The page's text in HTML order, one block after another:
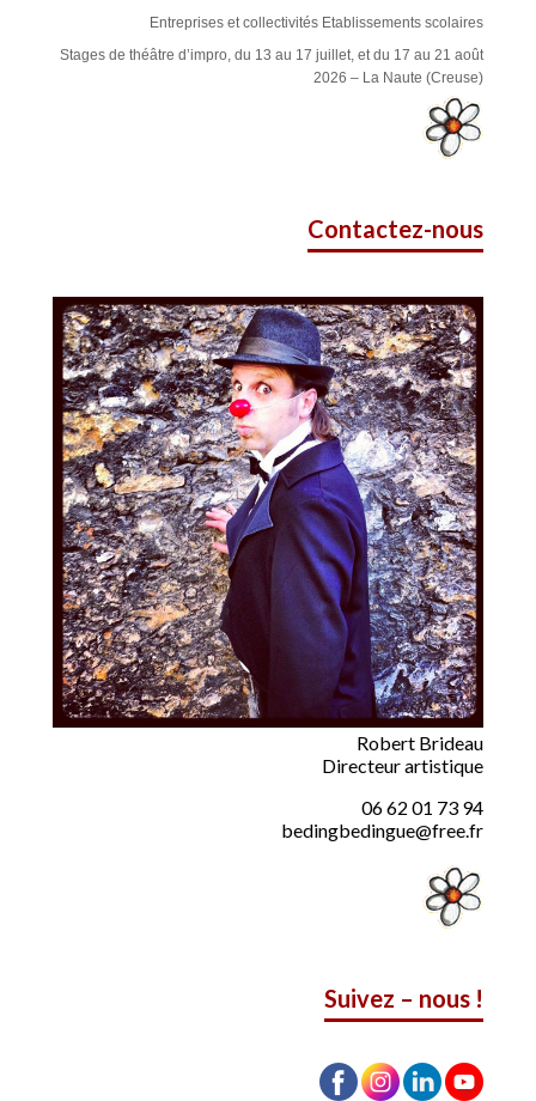
Entreprises et collectivités Etablissements scolaires
Stages de théâtre d’impro, du 13 au 17 juillet, et du 17 au 21 août
2026 – La Naute (Creuse)
Contactez-nous
Robert Brideau
Directeur artistique
06 62 01 73 94
bedingbedingue@free.fr
Suivez – nous !